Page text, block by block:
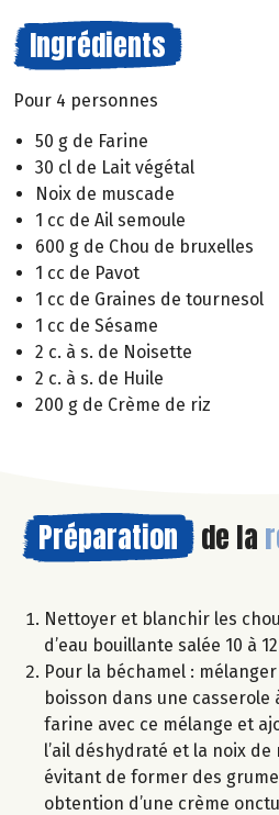
Ingrédients
Pour 4 personnes
50 g de Farine
30 cl de Lait végétal
Noix de muscade
1 cc de Ail semoule
600 g de Chou de bruxelles
1 cc de Pavot
1 cc de Graines de tournesol
1 cc de Sésame
2 c. à s. de Noisette
2 c. à s. de Huile
200 g de Crème de riz
Préparation de la
Nettoyer et blanchir les
d’eau bouillante salée 10 à
Pour la béchamel :
boisson dans une casserole
farine avec ce mélange et
l’ail déshydraté et la noix
évitant de former des
obtention d’une crème